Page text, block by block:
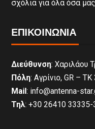
σχόλια για όλα όσα
ΕΠΙΚΟΙΝΩΝΊΑ
Διεύθυνση: Χαριλάου
Πόλη: Αγρίνιο, GR – ΤΚ
Mail : info@antenna-
Τηλ: +30 26410 33335-